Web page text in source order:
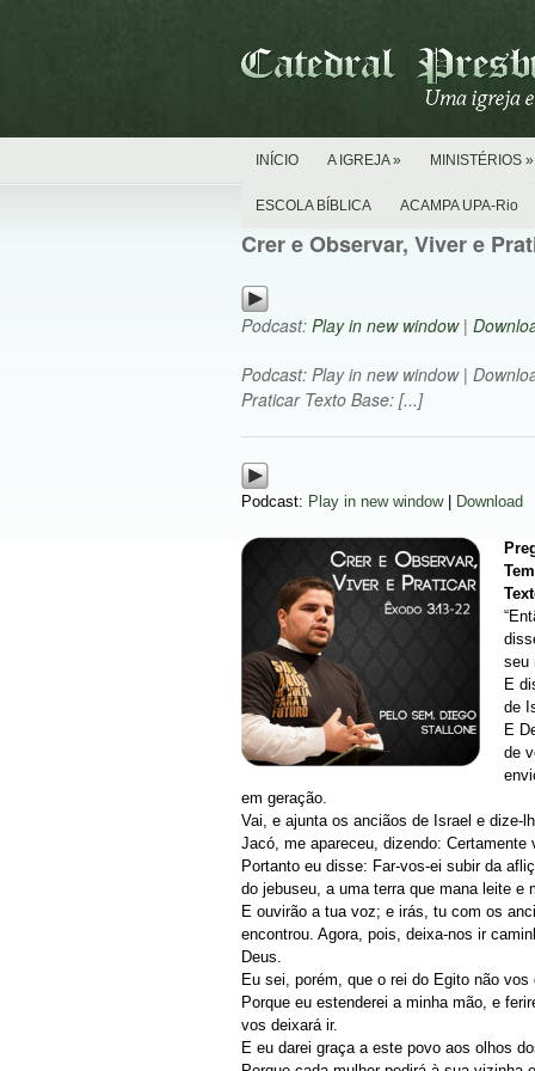
INÍCIO A IGREJA» MINISTÉRIOS »
ESCOLA BÍBLICA ACAMPA UPA-Rio
Crer e Observar, Viver e
Podcast: Play in new window|
Podcast: Play in new window |
Praticar Texto Base: [...]
Podcast: Play in new window| Download
seu
E
de
E
de
em geração.
Vai, e ajunta os anciãos de Israel e dize-
Jacó, me apareceu, dizendo:
Portanto eu disse: Far-vos-ei subir da
do jebuseu, a uma terra que mana leite e
E ouvirão a tua voz; e irás, tu com os
encontrou. Agora, pois, deixa-nos ir
Deus.
Eu sei, porém, que o rei do Egito não
Porque eu estenderei a minha mão, e
vos deixará ir.
E eu darei graça a este povo aos olhos